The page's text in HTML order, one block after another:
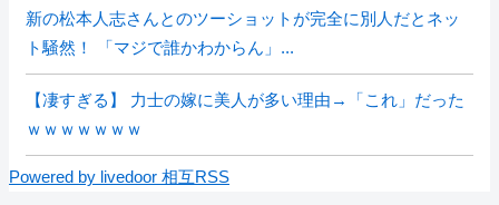
新の松本人志さんとのツーショットが完全に別人だとネッ
ト騒然！ 「マジで誰かわからん」...
【凄すぎる】 力士の嫁に美人が多い理由→「これ」だった
ｗｗｗｗｗｗｗ
Powered by livedoor 相互RSS